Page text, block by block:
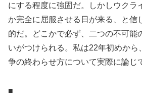
にする程度に強固だ。しかしウクラ
か完全に屈服させる日が来る、と信
的だ。どこかで必ず、二つの不可能
いがつけられる。私は22年初めから
争の終わらせ方について実際に論じ
■